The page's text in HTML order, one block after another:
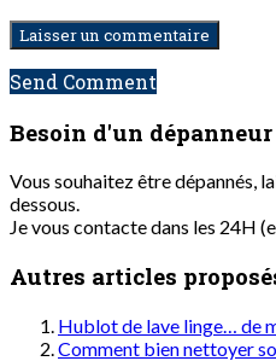
Send Comment
Besoin d'un dépanneur
Vous souhaitez être dépannés,
dessous.
Je vous contacte dans les 24H
Autres articles
Hublot de lave linge… de
Comment bien nettoyer